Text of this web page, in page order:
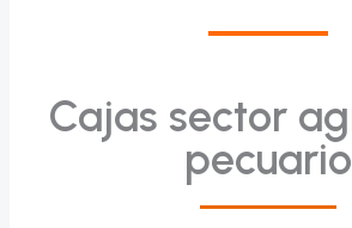
Cajas sector
pecuario